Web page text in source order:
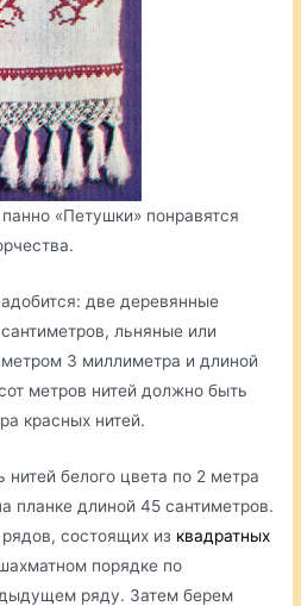
«Петушки» понравятся
две деревянные
льняные или
3 миллиметра и длиной
метров нитей должно быть
красных нитей.
белого цвета по 2 метра
планке длиной 45 сантиметров.
состоящих из квадратных
порядке по
ряду. Затем берем